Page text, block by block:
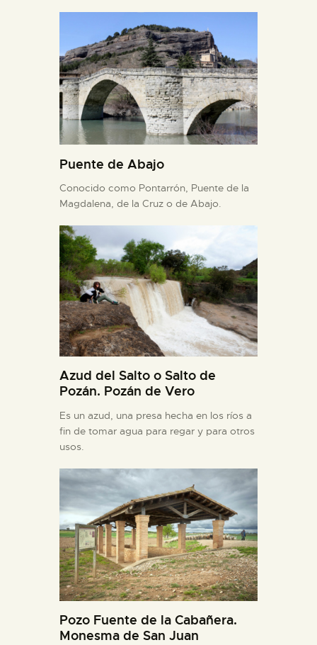
Puente de Abajo
Conocido como Pontarrón, Puente de la
Magdalena, de la Cruz o de Abajo.
Azud del Salto o Salto de
Pozán. Pozán de Vero
Es un azud, una presa hecha en los ríos a
fin de tomar agua para regar y para otros
usos.
Pozo Fuente de la Cabañera.
Monesma de San Juan